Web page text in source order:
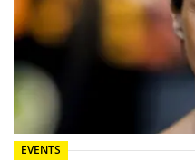
EVENTS